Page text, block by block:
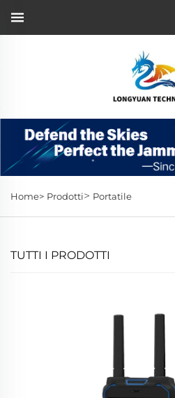
Home> Prodotti> Portatile
TUTTI I PRODOTTI